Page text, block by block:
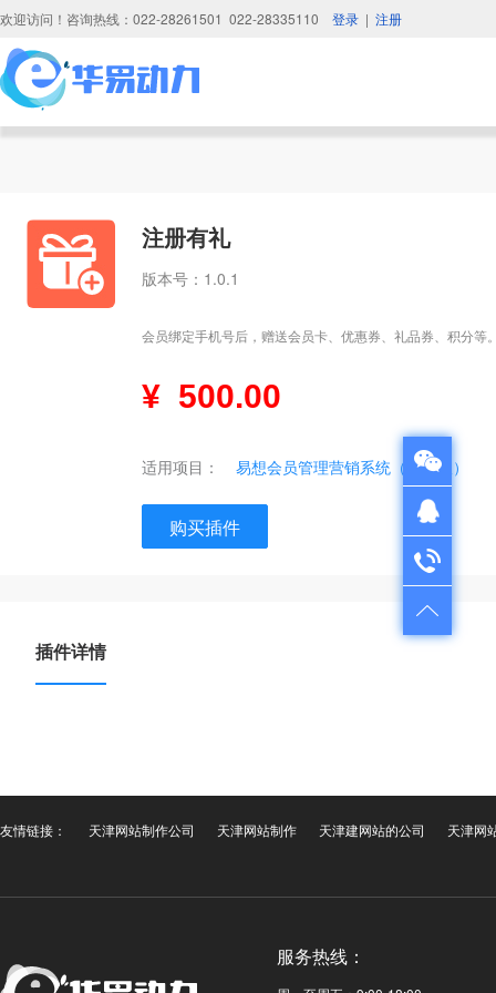
欢迎访问！咨询热线：022-28261501 022-28335110 登录 | 注册
注册有礼
版本号：1.0.1
会员绑定手机号后，赠送会员卡、优惠券、礼品券、积分等
¥ 500.00
适用项目： 易想会员管理营销系统（标准版）
购买插件
插件详情
友情链接： 天津网站制作公司 天津网站制作 天津建网站的公司 天津网
服务热线：
QQ在线咨询
QQ：1724312521